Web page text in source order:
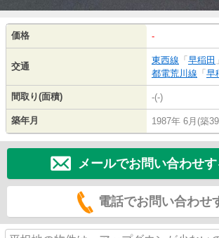
価格 -
交通
東西線 「 早稲田
都電荒川線 「 早
間取り(面積) -(-)
築年月 1987年 6月(築
メールでお問い合わせ
電話でお問い合わせ